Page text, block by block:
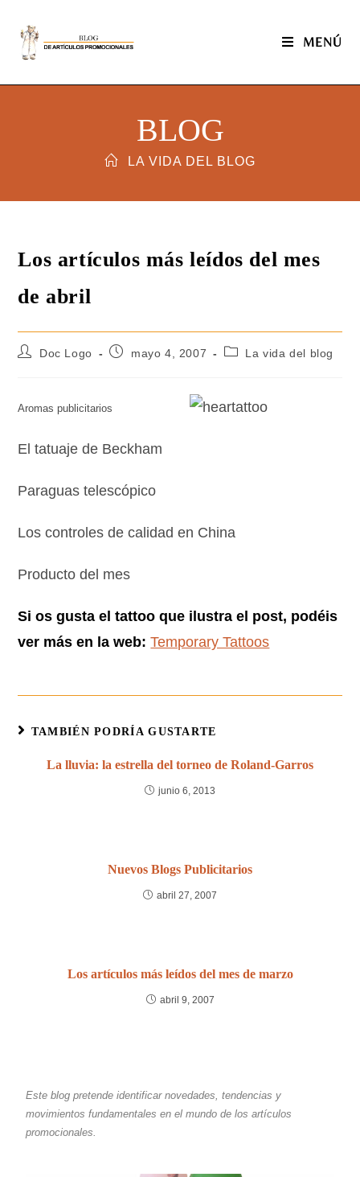
MENÚ
BLOG
LA VIDA DEL BLOG
Los artículos más leídos del mes
de abril
Doc Logo mayo 4, 2007 La vida del blog
Aromas publicitarios
El tatuaje de Beckham
Paraguas telescópico
Los controles de calidad en China
Producto del mes
Si os gusta el tattoo que ilustra el post, podéis
ver más en la web:Temporary Tattoos
TAMBIÉN PODRÍA GUSTARTE
La lluvia: la estrella del torneo de Roland-Garros
junio 6, 2013
Nuevos Blogs Publicitarios
abril 27, 2007
Los artículos más leídos del mes de marzo
abril 9, 2007
Este blog pretende identificar novedades, tendencias y
movimientos fundamentales en el mundo de los artículos
promocionales.